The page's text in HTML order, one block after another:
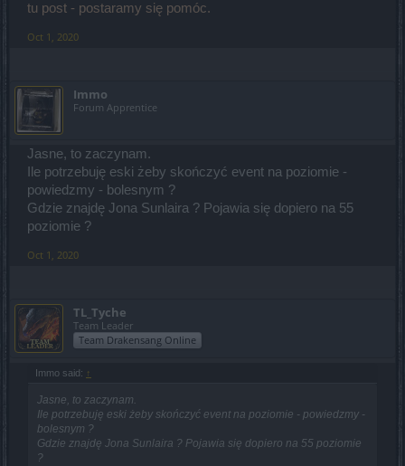
tu post - postaramy się pomóc.
Oct 1, 2020
Immo
Forum Apprentice
Jasne, to zaczynam.
Ile potrzebuję eski żeby skończyć event na poziomie -
powiedzmy - bolesnym ?
Gdzie znajdę Jona Sunlaira ? Pojawia się dopiero na 55
poziomie ?
Oct 1, 2020
TL_Tyche
Team Leader
Team Drakensang Online
Immo said: ↑
Jasne, to zaczynam.
Ile potrzebuję eski żeby skończyć event na poziomie - powiedzmy -
bolesnym ?
Gdzie znajdę Jona Sunlaira ? Pojawia się dopiero na 55 poziomie
?